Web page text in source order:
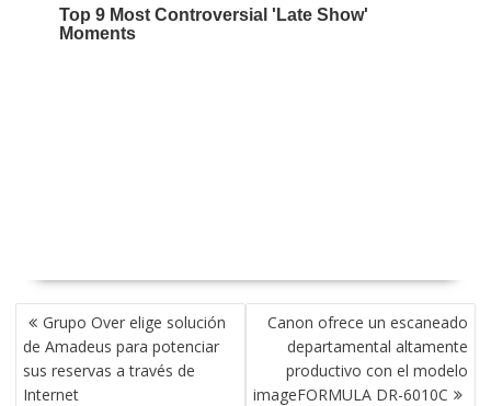
NAVEGACIÓN
DE
ENTRADAS
Grupo Over elige solución
de Amadeus para potenciar
sus reservas a través de
Internet
Canon ofrece un escaneado
departamental altamente
productivo con el modelo
imageFORMULA DR-6010C